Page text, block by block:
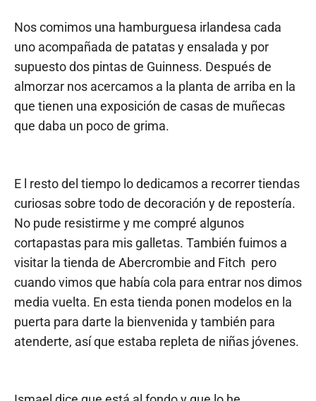
Nos comimos una hamburguesa irlandesa cada
uno acompañada de patatas y ensalada y por
supuesto dos pintas de Guinness. Después de
almorzar nos acercamos a la planta de arriba en la
que tienen una exposición de casas de muñecas
que daba un poco de grima.
E l resto del tiempo lo dedicamos a recorrer tiendas
curiosas sobre todo de decoración y de repostería.
No pude resistirme y me compré algunos
cortapastas para mis galletas. También fuimos a
visitar la tienda de Abercrombie and Fitch pero
cuando vimos que había cola para entrar nos dimos
media vuelta. En esta tienda ponen modelos en la
puerta para darte la bienvenida y también para
atenderte, así que estaba repleta de niñas jóvenes.